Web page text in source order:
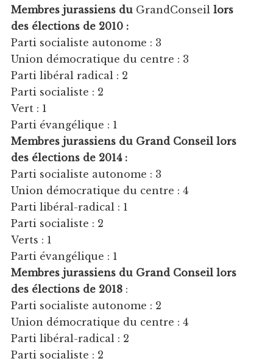
Membres jurassiens du GrandConseil lors
des élections de 2010 :
Parti socialiste autonome : 3
Union démocratique du centre : 3
Parti libéral radical : 2
Parti socialiste : 2
Vert : 1
Parti évangélique : 1
Membres jurassiens du Grand Conseil lors
des élections de 2014 :
Parti socialiste autonome : 3
Union démocratique du centre : 4
Parti libéral-radical : 1
Parti socialiste : 2
Verts : 1
Parti évangélique : 1
Membres jurassiens du Grand Conseil lors
des élections de 2018:
Parti socialiste autonome : 2
Union démocratique du centre : 4
Parti libéral-radical : 2
Parti socialiste : 2